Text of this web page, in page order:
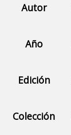
Autor
Año
Edición
Colección